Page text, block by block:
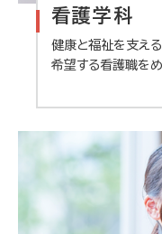
看護学科
健康と福祉を支え
希望する看護職を